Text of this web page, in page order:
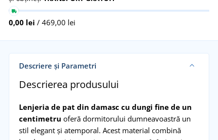
0,00 lei / 469,00 lei
Descriere și Parametri
Descrierea produsului
Lenjeria de pat din damasc cu dungi fine de un
centimetru oferă dormitorului dumneavoastră un
stil elegant și atemporal. Acest material combină